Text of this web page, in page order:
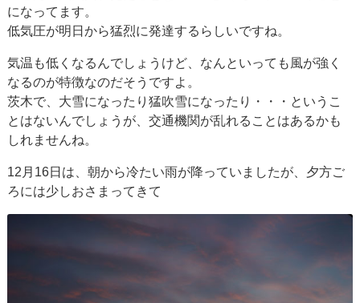
になってます。
低気圧が明日から猛烈に発達するらしいですね。
気温も低くなるんでしょうけど、なんといっても風が強く
なるのが特徴なのだそうですよ。
茨木で、大雪になったり猛吹雪になったり・・・というこ
とはないんでしょうが、交通機関が乱れることはあるかも
しれませんね。
12月16日は、朝から冷たい雨が降っていましたが、夕方ご
ろには少しおさまってきて